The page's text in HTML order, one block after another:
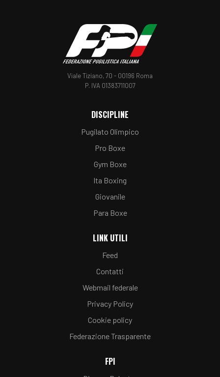
Viale Tiziano, 70 - 00196 Roma
P. IVA 01383711007
DISCIPLINE
Pugilato Olimpico
Pro Boxe
Gym Boxe
Ita Boxing
Giovanile
Para Boxe
LINK UTILI
Feed
Contatti
Webmail federale
Privacy Policy
Cookie policy
Federazione Trasparente
FPI